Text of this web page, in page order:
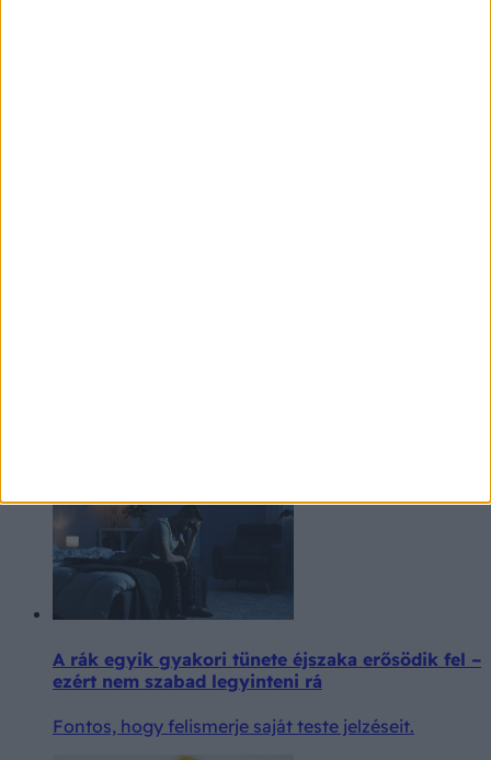
A rák egyik gyakori tünete éjszaka erősödik fel –
ezért nem szabad legyinteni rá
Fontos, hogy felismerje saját teste jelzéseit.